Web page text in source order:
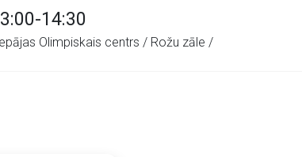
14:30
Olimpiskais centrs / Rožu zāle /